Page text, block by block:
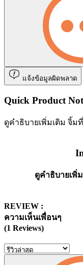
แจ้งข้อมูลผิดพลาด
Quick Product
ดูคำธิบายเพิ่มเติม จิ้ม
ดูคำธิบายเพิ่
REVIEW :
ความเห็นเพื่อนๆ
(1 Reviews)